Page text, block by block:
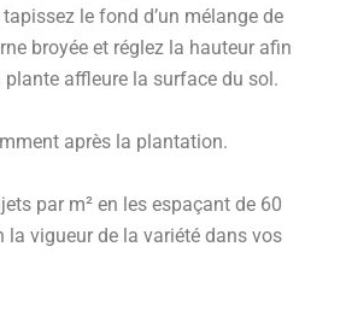
le fond d’un mélange de
broyée et réglez la hauteur afin
plante affleure la surface du sol.
après la plantation.
par m² en les espaçant de 60
la vigueur de la variété dans vos